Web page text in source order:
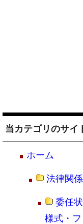
当カテゴリのサイ
ホーム
法律関
委任
様式・フ